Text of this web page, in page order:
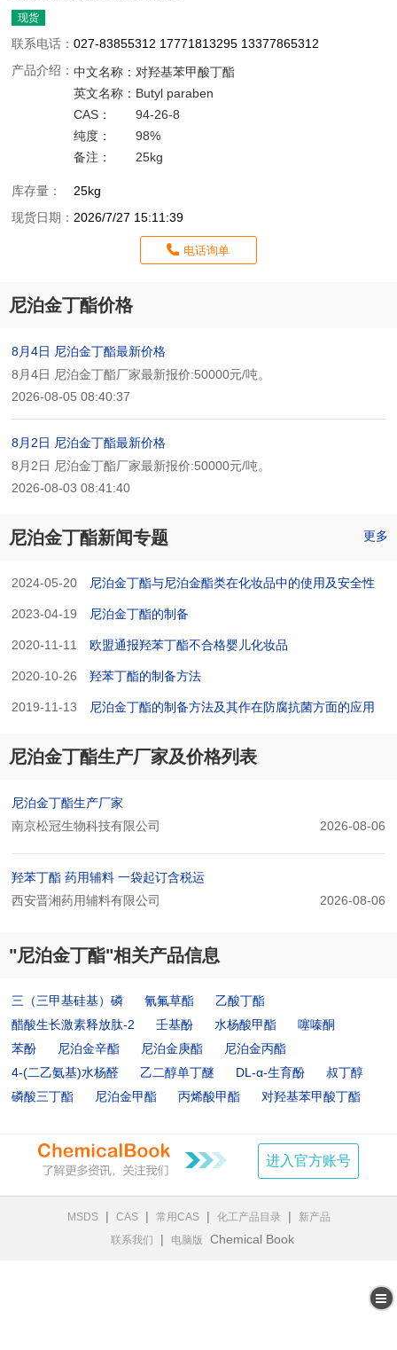
现货
联系电话：027-83855312 17771813295 13377865312
产品介绍：中文名称： 对羟基苯甲酸丁酯
英文名称： Butyl paraben
CAS：
94-26-8
纯度：
98%
备注：
25kg
库存量：
25kg
现货日期： 2026/7/27 15:11:39
电话询单
尼泊金丁酯价格
8月4日 尼泊金丁酯最新价格
8月4日 尼泊金丁酯厂家最新报价:50000元/吨。
2026-08-05 08:40:37
8月2日 尼泊金丁酯最新价格
8月2日 尼泊金丁酯厂家最新报价:50000元/吨。
2026-08-03 08:41:40
尼泊金丁酯新闻专题 更多
2024-05-20 尼泊金丁酯与尼泊金酯类在化妆品中的使用及安全性
2023-04-19 尼泊金丁酯的制备
2020-11-11 欧盟通报羟苯丁酯不合格婴儿化妆品
2020-10-26 羟苯丁酯的制备方法
2019-11-13 尼泊金丁酯的制备方法及其作在防腐抗菌方面的应用
尼泊金丁酯生产厂家及价格列表
尼泊金丁酯生产厂家
南京松冠生物科技有限公司
2026-08-06
羟苯丁酯 药用辅料 一袋起订含税运
西安晋湘药用辅料有限公司
2026-08-06
"尼泊金丁酯"相关产品信息
三（三甲基硅基）磷 氰氟草酯
乙酸丁酯
醋酸生长激素释放肽-2
壬基酚 水杨酸甲酯
噻嗪酮
苯酚
尼泊金辛酯 尼泊金庚酯
尼泊金丙酯
4-(二乙氨基)水杨醛
乙二醇单丁醚 DL-α-生育酚
叔丁醇
磷酸三丁酯
尼泊金甲酯 丙烯酸甲酯 对羟基苯甲酸丁酯
进入官方账号
MSDS | CAS | 常用CAS | 化工产品目录 |
新产品
联系我们
| 电脑版 Chemical Book